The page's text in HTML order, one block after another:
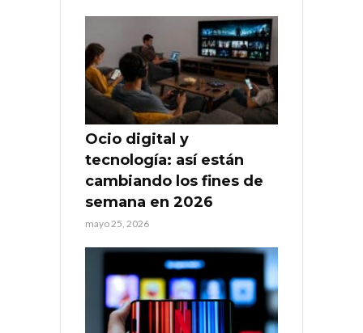
Ocio digital y
tecnología: así están
cambiando los fines de
semana en 2026
mayo 25, 2026